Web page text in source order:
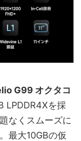
G99 オクタコ
LPDDR4Xを採
なくスムーズに
最大10GBの仮